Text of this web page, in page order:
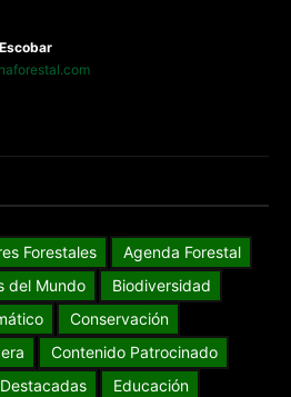
Forestales
Agenda Forestal
del Mundo
Biodiversidad
Conservación
Contenido Patrocinado
Destacadas
Educación